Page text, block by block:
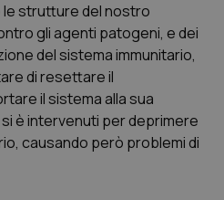
strutture del nostro
gli agenti patogeni, e dei
del sistema immunitario,
di resettare il
il sistema alla sua
è intervenuti per deprimere
causando però problemi di